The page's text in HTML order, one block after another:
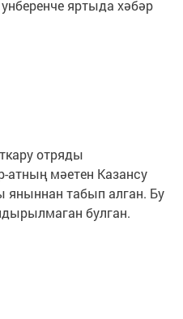
яртыда хәбәр
отряды
атның мәетен Казансу
яныннан табып алган. Бу
булган.